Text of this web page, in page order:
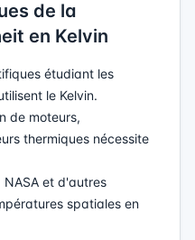
de la
en Kelvin
étudiant les
le Kelvin.
de moteurs,
thermiques nécessite
NASA et d'autres
spatiales en